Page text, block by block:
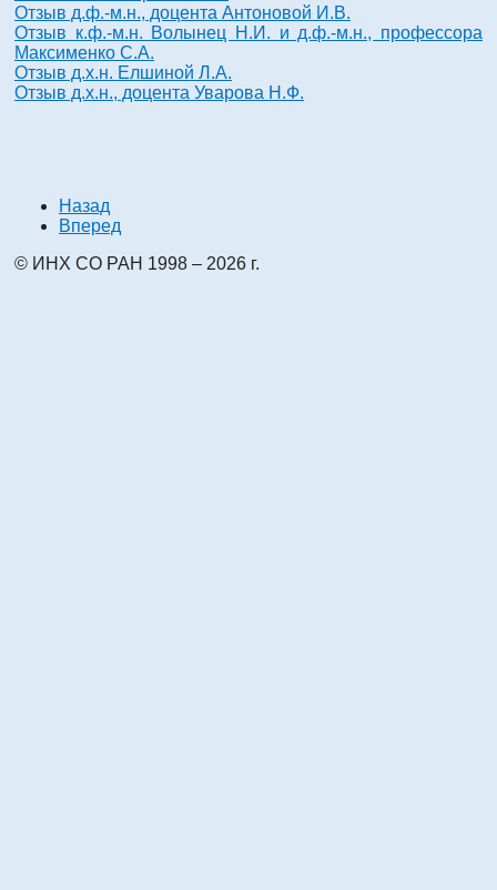
Отзыв д.ф.-м.н., доцента Антоновой И.В.
Отзыв к.ф.-м.н. Волынец Н.И. и д.ф.-м.н., профессора
Максименко С.А.
Отзыв д.х.н. Елшиной Л.А.
Отзыв д.х.н., доцента Уварова Н.Ф.
Назад
Вперед
© ИНХ СО РАН 1998 – 2026 г.